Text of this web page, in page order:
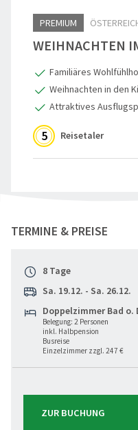
Reisegutschein
Gruppenermäßigung
Reiseinfos, Qualität &
Reiseschutz-
Häufige Fragen (FAQ)
Standorte
Nachhaltigkeit
PREMIUM
WEIHNACHTEN
Familiäres
Weihnachten in den
Attraktives
5 Reisetaler
TERMINE & PREISE
8 Tage
Sa. 19.12. - Sa. 26.12.
Doppelzimmer Bad o.
Belegung: 2 Personen
inkl. Halbpension
Busreise
Einzelzimmer zzgl. 247 €
ZUR BUCHUNG